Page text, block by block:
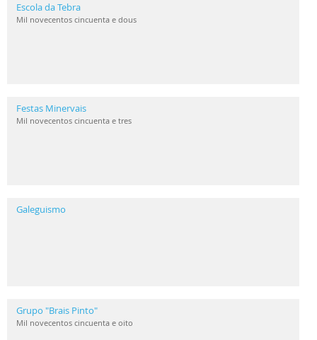
Escola da Tebra
Mil novecentos cincuenta e dous
Festas Minervais
Mil novecentos cincuenta e tres
Galeguismo
Grupo "Brais Pinto"
Mil novecentos cincuenta e oito